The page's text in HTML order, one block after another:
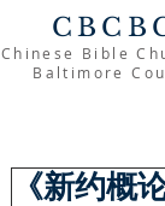
Chinese Bible
Baltimore
《新约概